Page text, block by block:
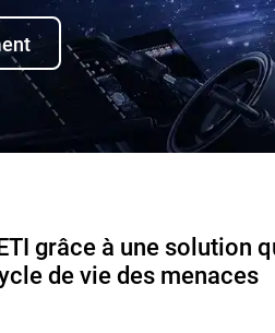
grâce à une solution
de vie des menaces